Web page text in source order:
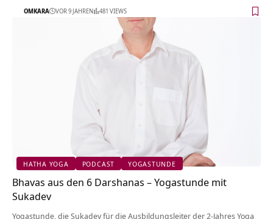
OMKARA VOR 9 JAHREN 481 VIEWS
HATHA YOGA PODCAST YOGASTUNDE
Bhavas aus den 6 Darshanas – Yogastunde mit
Sukadev
Yogastunde, die Sukadev für die Ausbildungsleiter der 2-Jahres Yoga